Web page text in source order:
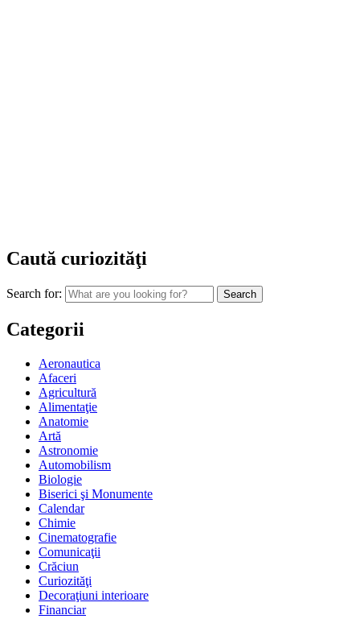
Caută curiozităţi
Search for:
Categorii
Aeronautica
Afaceri
Agricultură
Alimentaţie
Anatomie
Artă
Astronomie
Automobilism
Biologie
Biserici şi Monumente
Calendar
Chimie
Cinematografie
Comunicaţii
Crăciun
Curiozităţi
Decoraţiuni interioare
Financiar